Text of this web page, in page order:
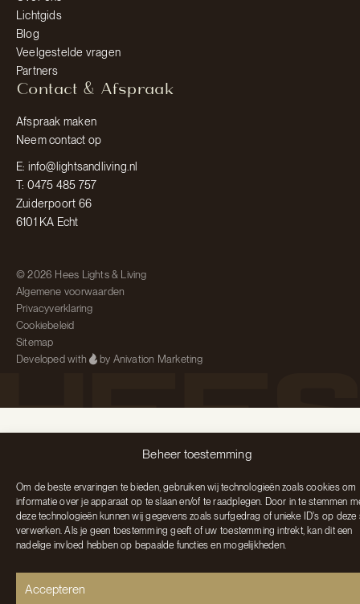
Beheer toestemming
Om de beste ervaringen te bieden, gebruiken wij technologieën zoals cookies om
informatie over je apparaat op te slaan en/of te raadplegen. Door in te stemmen
deze technologieën kunnen wij gegevens zoals surfgedrag of unieke ID's op deze
verwerken. Als je geen toestemming geeft of uw toestemming intrekt, kan dit een
nadelige invloed hebben op bepaalde functies en mogelijkheden.
Accepteren
Lichtgids
Blog
Veelgestelde vragen
Partners
Contact & Afspraak
Afspraak maken
Neem contact op
E: info@lightsandliving.nl
T: 0475 485 757
Zuiderpoort 66
6101 KA Echt
© 2026 Hees Lights & Living
Algemene voorwaarden
Privacyverklaring
Cookiebeleid
Sitemap
Developed with
by Anivation Marketing